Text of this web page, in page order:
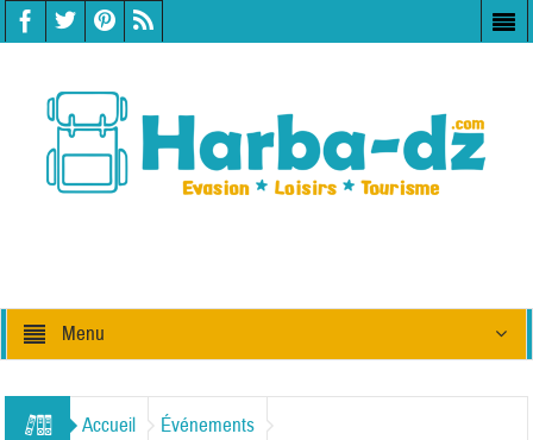
Menu
Accueil Événements